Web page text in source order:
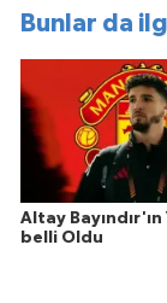
Bunlar da
Altay
belli Oldu